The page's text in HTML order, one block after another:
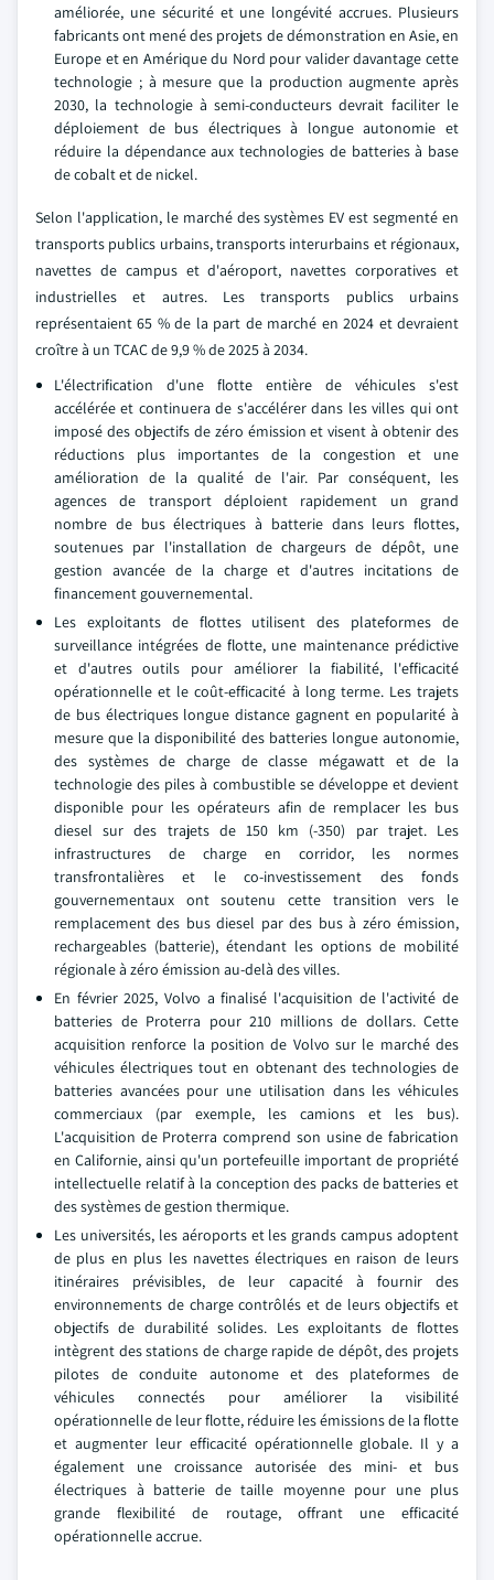
améliorée, une sécurité et une longévité accrues. Plusieurs
fabricants ont mené des projets de démonstration en Asie, en
Europe et en Amérique du Nord pour valider davantage cette
technologie ; à mesure que la production augmente après
2030, la technologie à semi-conducteurs devrait faciliter le
déploiement de bus électriques à longue autonomie et
réduire la dépendance aux technologies de batteries à base
de cobalt et de nickel.
Selon l'application, le marché des systèmes EV est segmenté en
transports publics urbains, transports interurbains et régionaux,
navettes de campus et d'aéroport, navettes corporatives et
industrielles et autres. Les transports publics urbains
représentaient 65 % de la part de marché en 2024 et devraient
croître à un TCAC de 9,9 % de 2025 à 2034.
L'électrification d'une flotte entière de véhicules s'est
accélérée et continuera de s'accélérer dans les villes qui ont
imposé des objectifs de zéro émission et visent à obtenir des
réductions plus importantes de la congestion et une
amélioration de la qualité de l'air. Par conséquent, les
agences de transport déploient rapidement un grand
nombre de bus électriques à batterie dans leurs flottes,
soutenues par l'installation de chargeurs de dépôt, une
gestion avancée de la charge et d'autres incitations de
financement gouvernemental.
Les exploitants de flottes utilisent des plateformes de
surveillance intégrées de flotte, une maintenance prédictive
et d'autres outils pour améliorer la fiabilité, l'efficacité
opérationnelle et le coût-efficacité à long terme. Les trajets
de bus électriques longue distance gagnent en popularité à
mesure que la disponibilité des batteries longue autonomie,
des systèmes de charge de classe mégawatt et de la
technologie des piles à combustible se développe et devient
disponible pour les opérateurs afin de remplacer les bus
diesel sur des trajets de 150 km (-350) par trajet. Les
infrastructures de charge en corridor, les normes
transfrontalières et le co-investissement des fonds
gouvernementaux ont soutenu cette transition vers le
remplacement des bus diesel par des bus à zéro émission,
rechargeables (batterie), étendant les options de mobilité
régionale à zéro émission au-delà des villes.
En février 2025, Volvo a finalisé l'acquisition de l'activité de
batteries de Proterra pour 210 millions de dollars. Cette
acquisition renforce la position de Volvo sur le marché des
véhicules électriques tout en obtenant des technologies de
batteries avancées pour une utilisation dans les véhicules
commerciaux (par exemple, les camions et les bus).
L'acquisition de Proterra comprend son usine de fabrication
en Californie, ainsi qu'un portefeuille important de propriété
intellectuelle relatif à la conception des packs de batteries et
des systèmes de gestion thermique.
Les universités, les aéroports et les grands campus adoptent
de plus en plus les navettes électriques en raison de leurs
itinéraires prévisibles, de leur capacité à fournir des
environnements de charge contrôlés et de leurs objectifs et
objectifs de durabilité solides. Les exploitants de flottes
intègrent des stations de charge rapide de dépôt, des projets
pilotes de conduite autonome et des plateformes de
véhicules connectés pour améliorer la visibilité
opérationnelle de leur flotte, réduire les émissions de la flotte
et augmenter leur efficacité opérationnelle globale. Il y a
également une croissance autorisée des mini- et bus
électriques à batterie de taille moyenne pour une plus
grande flexibilité de routage, offrant une efficacité
opérationnelle accrue.